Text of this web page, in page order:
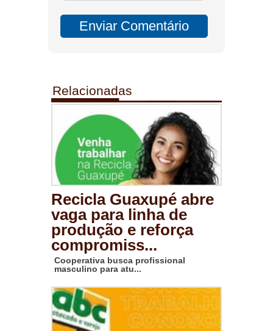
Relacionadas
Recicla Guaxupé abre
vaga para linha de
produção e reforça
compromiss...
Cooperativa busca profissional
masculino para atu...